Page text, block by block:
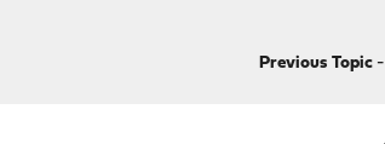
Previous Topic-